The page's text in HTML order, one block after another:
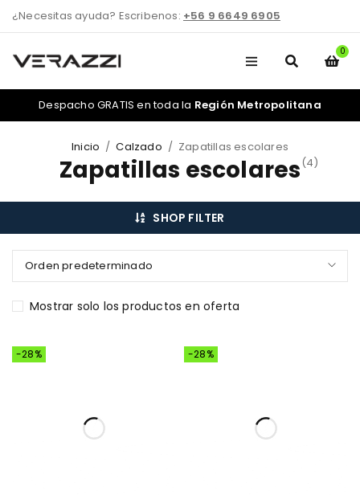
¿Necesitas ayuda? Escribenos: +56 9 6649 6905
0
Despacho GRATIS en toda la Región Metropolitana
Inicio / Calzado / Zapatillas escolares
Zapatillas escolares (4)
SHOP FILTER
Orden predeterminado
Mostrar solo los productos en oferta
-28% -28%